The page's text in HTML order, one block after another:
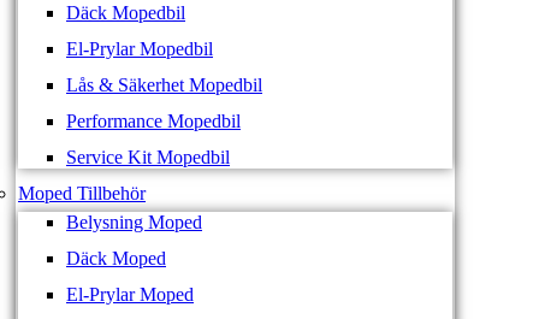
Däck Mopedbil
El-Prylar Mopedbil
Lås & Säkerhet Mopedbil
Performance Mopedbil
Service Kit Mopedbil
Moped Tillbehör
Belysning Moped
Däck Moped
El-Prylar Moped